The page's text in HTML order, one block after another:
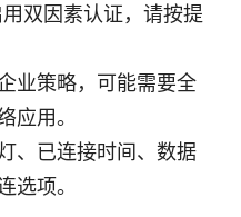
双因素认证，请按提
业策略，可能需要全
应用。
、已连接时间、数据
选项。